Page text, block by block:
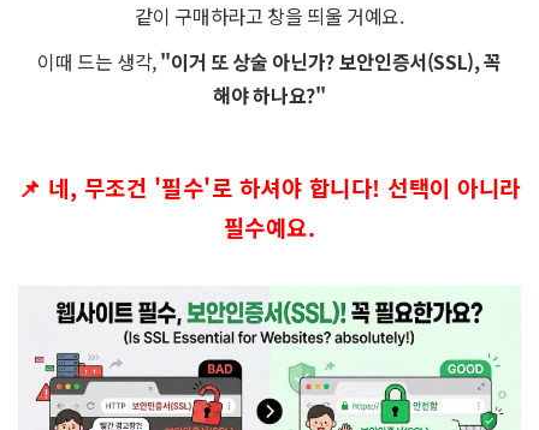
같이 구매하라고 창을 띄울 거예요.
이때 드는 생각,"이거 또 상술 아닌가? 보안인증서(SSL), 꼭
해야 하나요?"
📌 네, 무조건 '필수'로 하셔야 합니다! 선택이 아니라
필수예요.